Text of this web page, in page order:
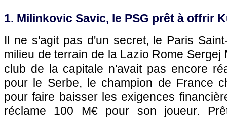
1. Milinkovic Savic, le PSG prêt à offrir
Il ne s'agit pas d'un secret, le Paris
milieu de terrain de la Lazio Rome Sergej
club de la capitale n'avait pas encore
pour le Serbe, le champion de France
pour faire baisser les exigences
réclame 100 M€ pour son joueur.